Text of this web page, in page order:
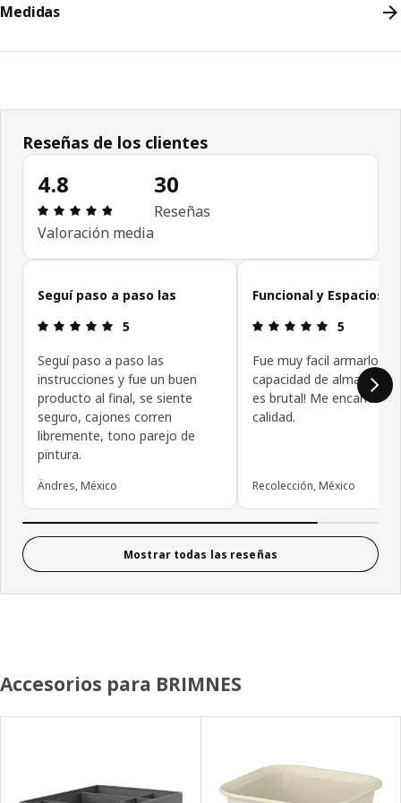
Medidas
Reseñas de los clientes
4.8
Revisión: 4.8 fuera de 5 estrellas. Revisiones
Valoración media
30
Reseñas
Omitir reseñas de clientes
Seguí paso a paso las
Revisión: 5 fuera de 5 estrellas.
5
Seguí paso a paso las
instrucciones y fue un buen
producto al final, se siente
seguro, cajones corren
libremente, tono parejo de
pintura.
Ändres, México
Funcional y Espacioso
Revisión:
5
Fue muy facil armarlo y la
capacidad de
es brutal! Me encantó la
calidad.
Recolección, México
Mostrar todas las reseñas
Accesorios para BRIMNES